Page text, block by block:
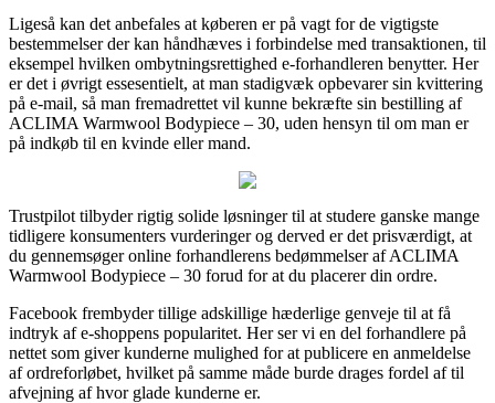
Ligeså kan det anbefales at køberen er på vagt for de vigtigste
bestemmelser der kan håndhæves i forbindelse med transaktionen, til
eksempel hvilken ombytningsrettighed e-forhandleren benytter. Her
er det i øvrigt essesentielt, at man stadigvæk opbevarer sin kvittering
på e-mail, så man fremadrettet vil kunne bekræfte sin bestilling af
ACLIMA Warmwool Bodypiece – 30, uden hensyn til om man er
på indkøb til en kvinde eller mand.
Trustpilot tilbyder rigtig solide løsninger til at studere ganske mange
tidligere konsumenters vurderinger og derved er det prisværdigt, at
du gennemsøger online forhandlerens bedømmelser af ACLIMA
Warmwool Bodypiece – 30 forud for at du placerer din ordre.
Facebook frembyder tillige adskillige hæderlige genveje til at få
indtryk af e-shoppens popularitet. Her ser vi en del forhandlere på
nettet som giver kunderne mulighed for at publicere en anmeldelse
af ordreforløbet, hvilket på samme måde burde drages fordel af til
afvejning af hvor glade kunderne er.